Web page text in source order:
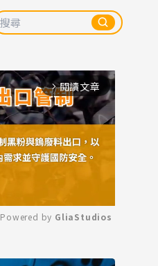
arrow_forward_ios 閱讀文章
Mute
Powered by GliaStudios